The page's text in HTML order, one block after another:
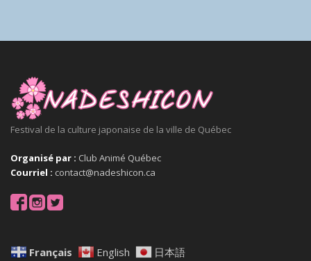
Festival de la culture japonaise de la ville de Québec
Organisé par : Club Animé Québec
Courriel : contact@nadeshicon.ca
Français English 日本語